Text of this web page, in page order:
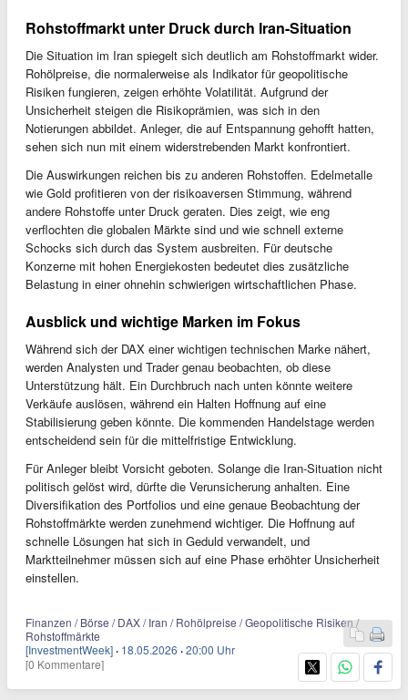
Rohstoffmarkt unter Druck durch Iran-Situation
Die Situation im Iran spiegelt sich deutlich am Rohstoffmarkt wider.
Rohölpreise, die normalerweise als Indikator für geopolitische
Risiken fungieren, zeigen erhöhte Volatilität. Aufgrund der
Unsicherheit steigen die Risikoprämien, was sich in den
Notierungen abbildet. Anleger, die auf Entspannung gehofft hatten,
sehen sich nun mit einem widerstrebenden Markt konfrontiert.
Die Auswirkungen reichen bis zu anderen Rohstoffen. Edelmetalle
wie Gold profitieren von der risikoaversen Stimmung, während
andere Rohstoffe unter Druck geraten. Dies zeigt, wie eng
verflochten die globalen Märkte sind und wie schnell externe
Schocks sich durch das System ausbreiten. Für deutsche
Konzerne mit hohen Energiekosten bedeutet dies zusätzliche
Belastung in einer ohnehin schwierigen wirtschaftlichen Phase.
Ausblick und wichtige Marken im Fokus
Während sich der DAX einer wichtigen technischen Marke nähert,
werden Analysten und Trader genau beobachten, ob diese
Unterstützung hält. Ein Durchbruch nach unten könnte weitere
Verkäufe auslösen, während ein Halten Hoffnung auf eine
Stabilisierung geben könnte. Die kommenden Handelstage werden
entscheidend sein für die mittelfristige Entwicklung.
Für Anleger bleibt Vorsicht geboten. Solange die Iran-Situation nicht
politisch gelöst wird, dürfte die Verunsicherung anhalten. Eine
Diversifikation des Portfolios und eine genaue Beobachtung der
Rohstoffmärkte werden zunehmend wichtiger. Die Hoffnung auf
schnelle Lösungen hat sich in Geduld verwandelt, und
Marktteilnehmer müssen sich auf eine Phase erhöhter Unsicherheit
einstellen.
Finanzen / Börse / DAX / Iran / Rohölpreise / Geopolitische Risiken /
Rohstoffmärkte
[InvestmentWeek] · 18.05.2026 ·20:00 Uhr
[0 Kommentare]